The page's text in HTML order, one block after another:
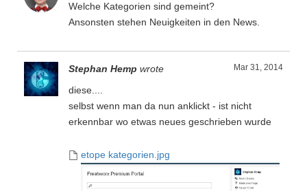
Welche Kategorien sind gemeint?
Ansonsten stehen Neuigkeiten in den News.
Mar 31, 2014
Stephan Hemp wrote
diese....
selbst wenn man da nun anklickt - ist nicht
erkennbar wo etwas neues geschrieben wurde
etope kategorien.jpg